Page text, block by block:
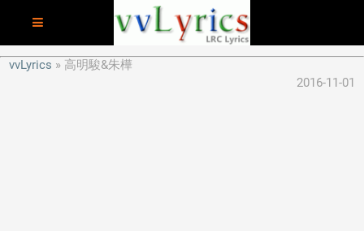
vvLyrics
高明駿&朱樺
2016-11-01